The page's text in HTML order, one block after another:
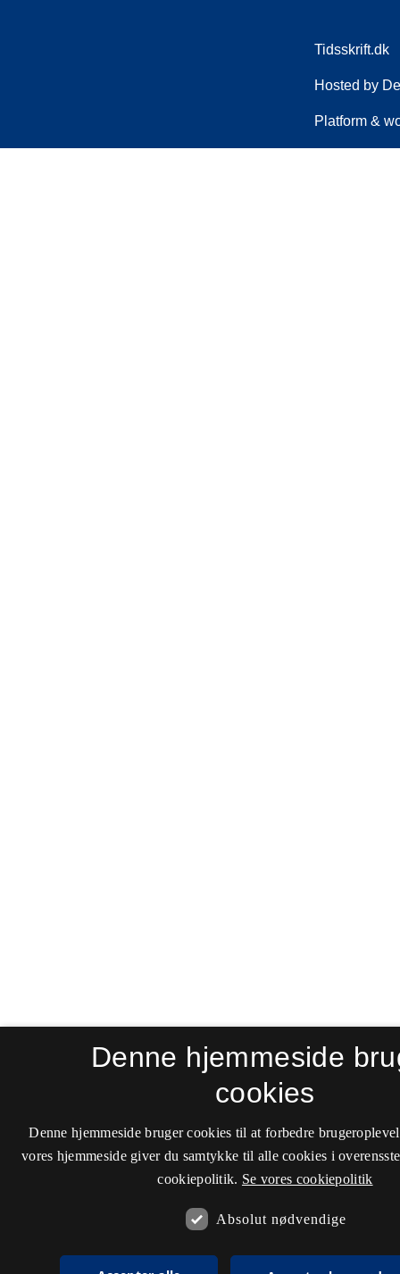
Denne hjemmeside
cookies
Denne hjemmeside bruger cookies til at forbedre
vores hjemmeside giver du samtykke til alle cookies i
cookiepolitik. Se vores cookiepolitik
Absolut nødvendige